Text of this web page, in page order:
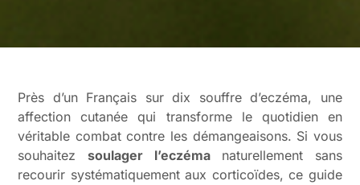
Près d’un Français sur dix souffre d’eczéma, une
affection cutanée qui transforme le quotidien en
véritable combat contre les démangeaisons. Si vous
souhaitez soulager l’eczémanaturellement sans
recourir systématiquement aux corticoïdes, ce guide